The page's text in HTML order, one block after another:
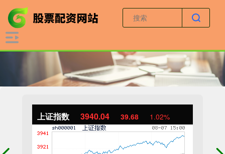
上证指数 3940.04 39.68 1.02%